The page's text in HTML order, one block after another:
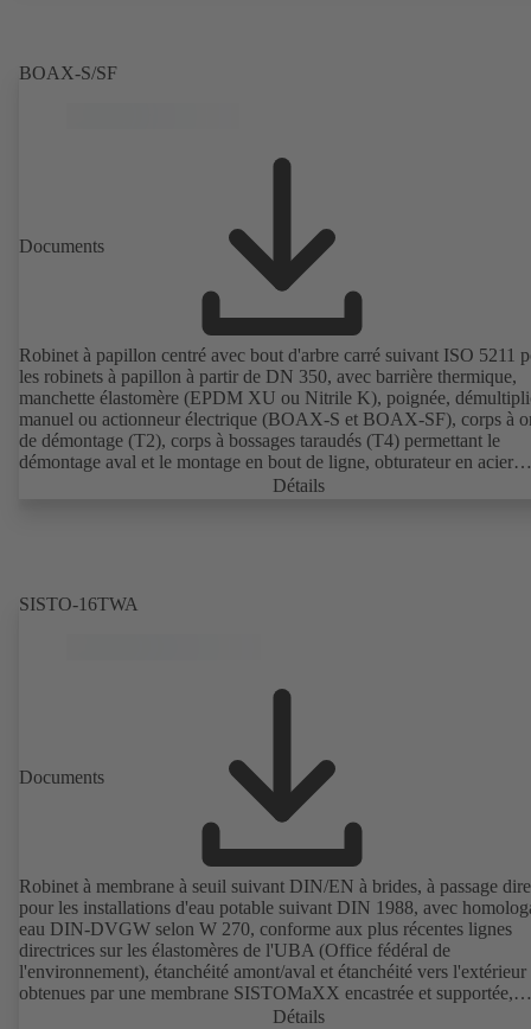
BOAX-S/SF
Documents
Robinet à papillon centré avec bout d'arbre carré suivant ISO 5211
les robinets à papillon à partir de DN 350, avec barrière thermique,
manchette élastomère (EPDM XU ou Nitrile K), poignée,
manuel ou actionneur électrique (BOAX-S et BOAX-SF), corps à
de démontage (T2), corps à bossages taraudés (T4) permettant le
démontage aval et le montage en bout de ligne, obturateur en acier
inoxydable 1.4308, raccordements suivant normes EN.
Détails
SISTO-16TWA
Documents
Robinet à membrane à seuil suivant DIN/EN à brides, à passage
pour les installations d'eau potable suivant DIN 1988, avec
eau DIN-DVGW selon W 270, conforme aux plus récentes lignes
directrices sur les élastomères de l'UBA (Office fédéral de
l'environnement), étanchéité amont/aval et étanchéité vers l'extérieur
obtenues par une membrane SISTOMaXX encastrée et supportée,
indicateur de position avec protection de la tige intégrée, toutes les
Détails